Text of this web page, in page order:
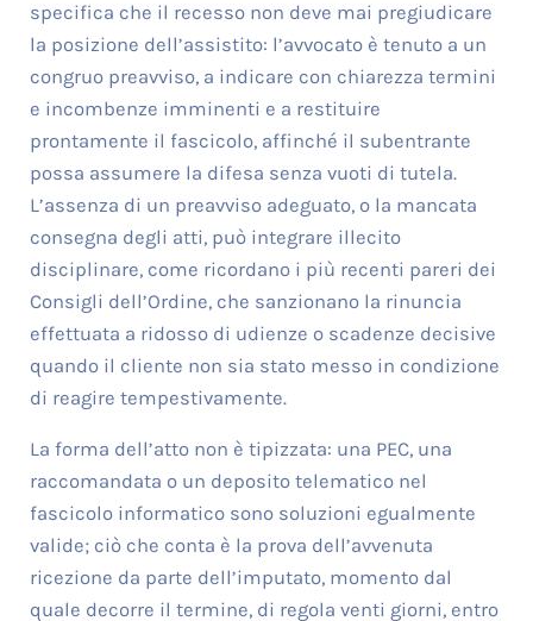
specifica che il recesso non deve mai pregiudicare
la posizione dell’assistito: l’avvocato è tenuto a un
congruo preavviso, a indicare con chiarezza termini
e incombenze imminenti e a restituire
prontamente il fascicolo, affinché il subentrante
possa assumere la difesa senza vuoti di tutela.
L’assenza di un preavviso adeguato, o la mancata
consegna degli atti, può integrare illecito
disciplinare, come ricordano i più recenti pareri dei
Consigli dell’Ordine, che sanzionano la rinuncia
effettuata a ridosso di udienze o scadenze decisive
quando il cliente non sia stato messo in condizione
di reagire tempestivamente.
La forma dell’atto non è tipizzata: una PEC, una
raccomandata o un deposito telematico nel
fascicolo informatico sono soluzioni egualmente
valide; ciò che conta è la prova dell’avvenuta
ricezione da parte dell’imputato, momento dal
quale decorre il termine, di regola venti giorni, entro